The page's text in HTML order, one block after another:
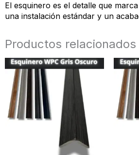
El esquinero es el detalle que
una instalación estándar y un
Productos relacionados